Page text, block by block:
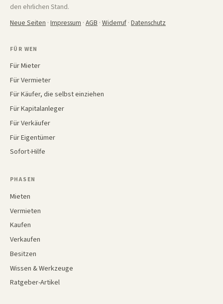
den ehrlichen Stand.
Neue Seiten · Impressum · AGB · Widerruf · Datenschutz
FÜR WEN
Für Mieter
Für Vermieter
Für Käufer, die selbst einziehen
Für Kapitalanleger
Für Verkäufer
Für Eigentümer
Sofort-Hilfe
PHASEN
Mieten
Vermieten
Kaufen
Verkaufen
Besitzen
Wissen & Werkzeuge
Ratgeber-Artikel